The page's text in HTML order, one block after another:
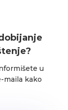
u
maila kako